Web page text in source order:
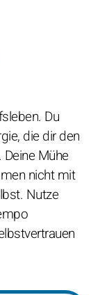
Du
die dir den
Mühe
nicht mit
Nutze